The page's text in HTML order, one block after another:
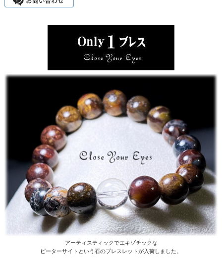
アーティスティックでエキゾチックな
ピーターサイトという石のブレスレットが入荷しました。